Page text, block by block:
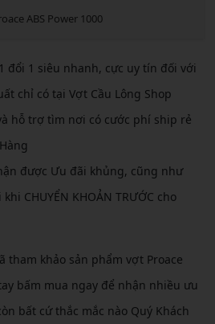
ABS Power 1000
đổi 1 siêu nhanh, cực uy tín đối với
chỉ có tại Vợt Cầu Lông Shop
hỗ trợ tìm nơi có cước phí ship rẻ
được Ưu đãi khủng, cũng như
CHUYỂN KHOẢN TRƯỚC cho
tham khảo sản phẩm vợt Proace
bấm mua ngay để nhận nhiều ưu
bất cứ thắc mắc nào Quý Khách